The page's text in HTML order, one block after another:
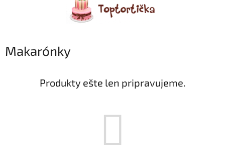
Makarónky
Produkty ešte len pripravujeme.